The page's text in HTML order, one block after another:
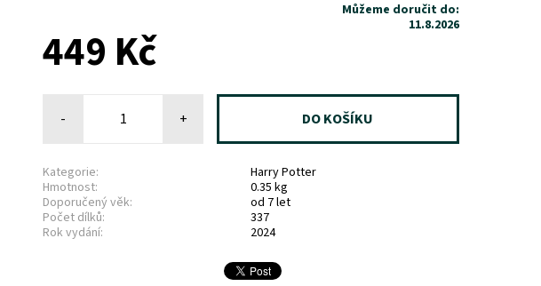
Můžeme doručit do:
11.8.2026
449 Kč
- +
Kategorie:
Harry Potter
Hmotnost:
0.35 kg
Doporučený věk:
od 7 let
Počet dílků:
337
Rok vydání:
2024